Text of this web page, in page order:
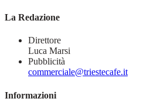
La Redazione
Direttore
Luca Marsi
Pubblicità
commerciale@triestecafe.it
Informazioni